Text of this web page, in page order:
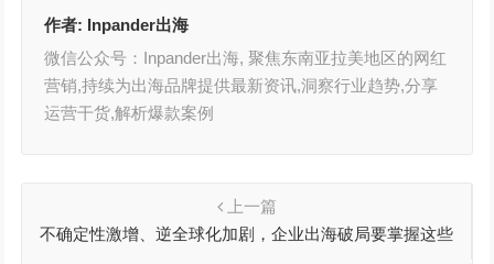
作者: Inpander出海
微信公众号：Inpander出海, 聚焦东南亚拉美地区的网红
营销,持续为出海品牌提供最新资讯,洞察行业趋势,分享
运营干货,解析爆款案例
上一篇
不确定性激增、逆全球化加剧，企业出海破局要掌握这些